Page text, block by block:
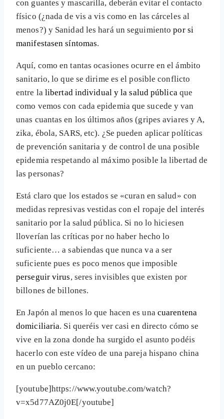
con guantes y mascarilla, deberán evitar el contacto
físico (¿nada de vis a vis como en las cárceles al
menos?) y Sanidad les hará un seguimientopor si
manifestasen síntomas.
Aquí, como en tantas ocasiones ocurre en el ámbito
sanitario, lo que se dirime es el posible conflicto
entre la libertad individual y la salud pública que
como vemos con cada epidemia que sucede y van
unas cuantas en los últimos años (gripes aviares y A,
zika, ébola, SARS, etc). ¿Se pueden aplicar políticas
de prevención sanitaria y de control de una posible
epidemia respetando al máximo posible la libertad de
las personas?
Está claro que los estados se «curan en salud» con
medidas represivas vestidas con el ropaje del interés
sanitario por la salud pública. Si no lo hiciesen
lloverían las críticas por no haber hecho lo
suficiente… a sabiendas que nunca va a ser
suficiente pues es poco menos que imposible
perseguir virus, seres invisibles que existen por
billones de billones.
En Japón al menos lo que hacen es una cuarentena
domiciliaria. Si queréis ver casi en directo cómo se
vive en la zona donde ha surgido el asunto podéis
hacerlo con este vídeo de una pareja hispano china
en un pueblo cercano:
[youtube]https://www.youtube.com/watch?
v=x5d77AZ0j0E[/youtube]